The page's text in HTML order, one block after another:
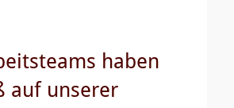
haben
auf unserer